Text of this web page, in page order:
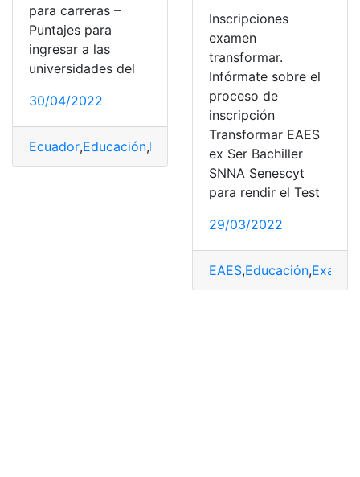
para carreras –
Puntajes para
ingresar a las
universidades del
30/04/2022
Ecuador,Educación,Herramientas Ecuador,
Inscripciones
examen
transformar.
Infórmate sobre el
proceso de
inscripción
Transformar EAES
ex Ser Bachiller
SNNA Senescyt
para rendir el Test
29/03/2022
EAES,Educación,